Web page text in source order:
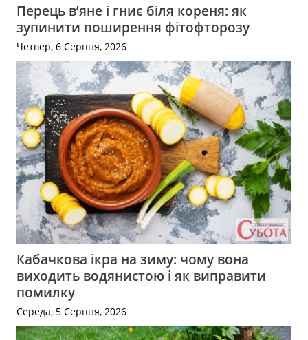
Перець в’яне і гниє біля кореня: як
зупинити поширення фітофторозу
Четвер, 6 Серпня, 2026
Кабачкова ікра на зиму: чому вона
виходить водянистою і як виправити
помилку
Середа, 5 Серпня, 2026